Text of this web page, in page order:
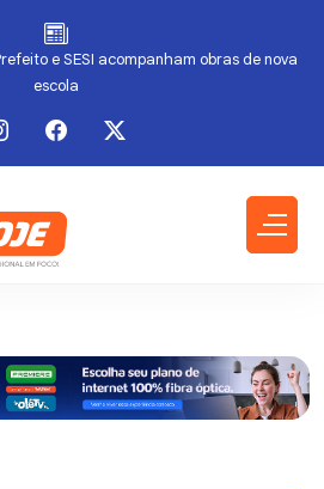
e SESI acompanham obras de nova
escola